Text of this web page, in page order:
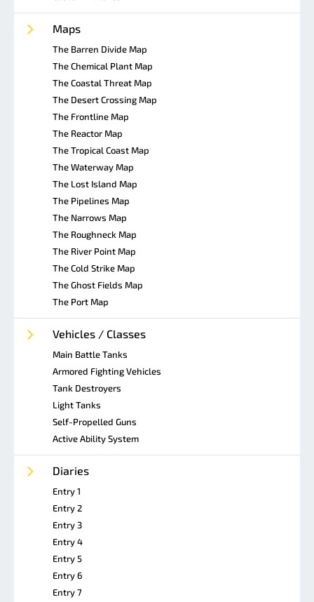
Maps
The Barren Divide Map
The Chemical Plant Map
The Coastal Threat Map
The Desert Crossing Map
The Frontline Map
The Reactor Map
The Tropical Coast Map
The Waterway Map
The Lost Island Map
The Pipelines Map
The Narrows Map
The Roughneck Map
The River Point Map
The Cold Strike Map
The Ghost Fields Map
The Port Map
Vehicles / Classes
Main Battle Tanks
Armored Fighting Vehicles
Tank Destroyers
Light Tanks
Self-Propelled Guns
Active Ability System
Diaries
Entry 1
Entry 2
Entry 3
Entry 4
Entry 5
Entry 6
Entry 7